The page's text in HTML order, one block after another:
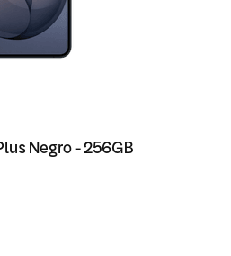
Negro - 256GB